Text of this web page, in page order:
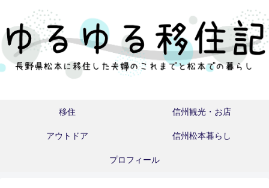
移住 信州観光・お店
アウトドア 信州松本暮らし
プロフィール